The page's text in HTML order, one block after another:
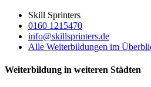
Skill Sprinters
0160 1215470
info@skillsprinters.de
Alle Weiterbildungen im
Weiterbildung in weiteren Städten